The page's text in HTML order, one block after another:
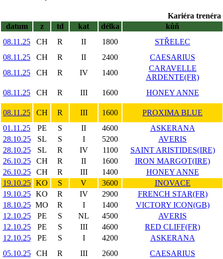
Kariéra trenéra
datum
z td kat délka
kůň
08.11.25
CH R II 1800
STŘELEC
08.11.25
CH R II 2400
CAESARIUS
08.11.25
CH R IV 1400
CARAVELLE
ARDENTE(FR)
08.11.25
CH R III 1600 HONEY ANNE
08.11.25 CH R III 1600
PROXIMA BLUE
01.11.25
PE S II 4600
ASKERANA
28.10.25
SL S I 5200
AVERIS
28.10.25
SL R IV 1100
SAINT ARISTIDES(IRE)
26.10.25
CH R II 1600
IRON MARGOT(IRE)
26.10.25
CH R III 1400
HONEY ANNE
19.10.25
KO S V 3600
INOVACE
19.10.25
KO R IV 2900
FRENCH STAR(FR)
18.10.25 MO R I 1400
VICTORY ICON(GB)
12.10.25
PE S NL 4500
AVERIS
12.10.25
PE S III 4600
RED CLIFF(FR)
12.10.25
PE S I 4200
ASKERANA
05.10.25
CH R III 2600
CAESARIUS